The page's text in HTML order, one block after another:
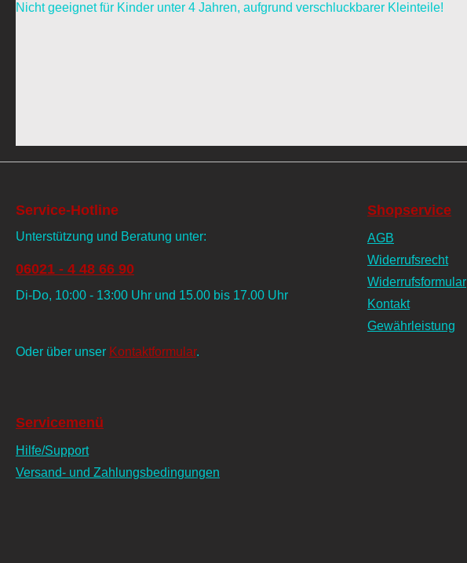
Nicht geeignet für Kinder unter 4 Jahren, aufgrund verschluckbarer Kleinteile!
Service-Hotline
Unterstützung und Beratung unter:
06021 - 4 48 66 90
Di-Do, 10:00 - 13:00 Uhr und 15.00 bis 17.00 Uhr
Oder über unser Kontaktformular.
Shopservice
AGB
Widerrufsrecht
Widerrufsformular
Kontakt
Gewährleistung
Servicemenü
Hilfe/Support
Versand- und Zahlungsbedingungen